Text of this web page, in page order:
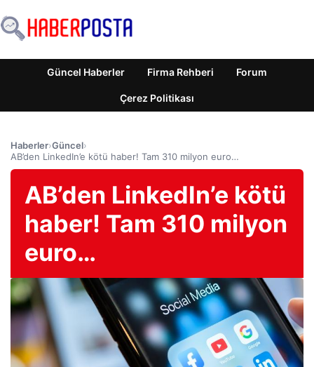
Güncel Haberler Firma Rehberi Forum
Çerez Politikası
Haberler›Güncel›
AB’den LinkedIn’e kötü haber! Tam 310 milyon euro…
AB’den LinkedIn’e kötü
haber! Tam 310 milyon
euro…